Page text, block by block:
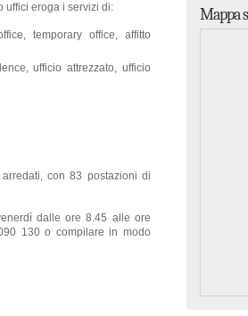
uffici eroga i servizi di:
temporary office, affitto
ufficio attrezzato, ufficio
con 83 postazioni di
dalle ore 8.45 alle ore
130 o compilare in modo
Mappa